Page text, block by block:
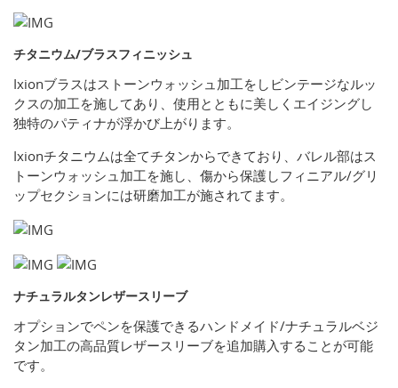
チタニウム/ブラスフィニッシュ
Ixionブラスはストーンウォッシュ加工をしビンテージなルッ
クスの加工を施してあり、使用とともに美しくエイジングし
独特のパティナが浮かび上がります。
Ixionチタニウムは全てチタンからできており、バレル部はス
トーンウォッシュ加工を施し、傷から保護しフィニアル/グリ
ップセクションには研磨加工が施されてます。
ナチュラルタンレザースリーブ
オプションでペンを保護できるハンドメイド/ナチュラルベジ
タン加工の高品質レザースリーブを追加購入することが可能
です。